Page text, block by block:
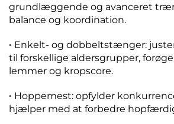
grundlæggende og avanceret
balance og koordination.
· Enkelt- og dobbeltstænger:
til forskellige aldersgrupper,
lemmer og kropscore.
· Hoppemest: opfylder
hjælper med at forbedre